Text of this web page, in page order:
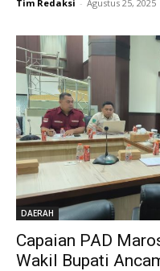
Tim Redaksi - Agustus 25, 2025
DAERAH
Capaian PAD
Wakil Bupati